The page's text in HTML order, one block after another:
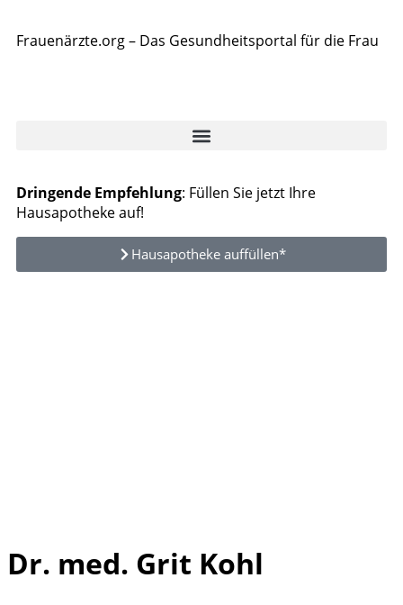
Frauenärzte.org – Das Gesundheitsportal für die Frau
Dringende Empfehlung: Füllen Sie jetzt Ihre
Hausapotheke auf!
Hausapotheke auffüllen*
Dr. med. Grit Kohl